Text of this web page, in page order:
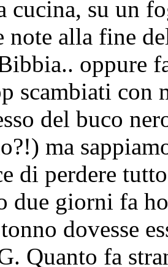
cucina, su un
note alla fine
oppure
scambiati
del buco
ma
di perdere
due giorni fa
dovesse
Quanto fa